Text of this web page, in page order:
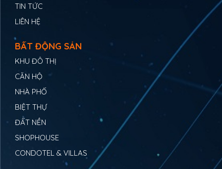
TIN TỨC
LIÊN HỆ
BẤT ĐỘNG SẢN
KHU ĐÔ THỊ
CĂN HỘ
NHÀ PHỐ
BIỆT THỰ
ĐẤT NỀN
SHOPHOUSE
CONDOTEL & VILLAS